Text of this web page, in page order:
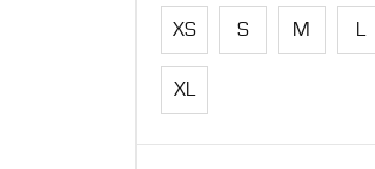
XS S M L
XL